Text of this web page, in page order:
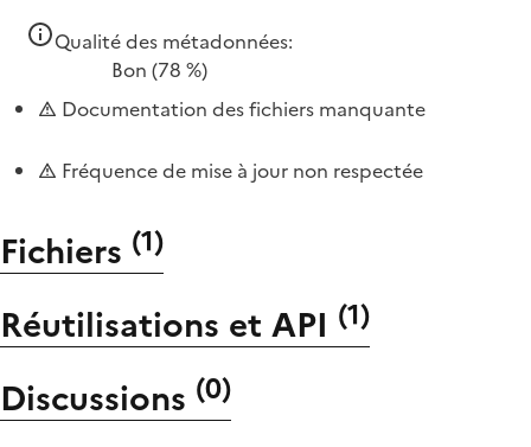
Qualité des métadonnées:
Bon (78 %)
Documentation des fichiers manquante
Fréquence de mise à jour non respectée
Fichiers (1)
Réutilisations et API (1)
Discussions (0)